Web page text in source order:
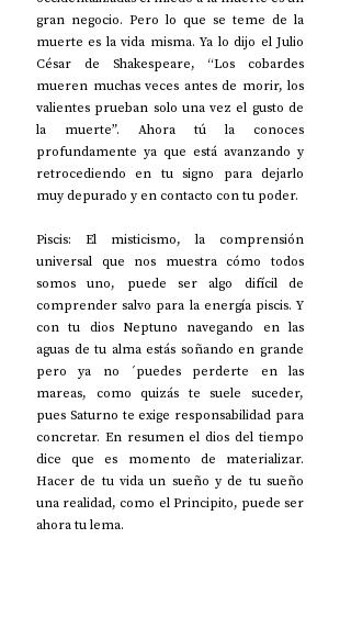
gran negocio. Pero lo que se teme de la
muerte es la vida misma. Ya lo dijo el Julio
César de Shakespeare, “Los cobardes
mueren muchas veces antes de morir, los
valientes prueban solo una vez el gusto de
la muerte”. Ahora tú la conoces
profundamente ya que está avanzando y
retrocediendo en tu signo para dejarlo
muy depurado y en contacto con tu poder.
Piscis: El misticismo, la comprensión
universal que nos muestra cómo todos
somos uno, puede ser algo difícil de
comprender salvo para la energía piscis. Y
con tu dios Neptuno navegando en las
aguas de tu alma estás soñando en grande
pero ya no ´puedes perderte en las
mareas, como quizás te suele suceder,
pues Saturno te exige responsabilidad para
concretar. En resumen el dios del tiempo
dice que es momento de materializar.
Hacer de tu vida un sueño y de tu sueño
una realidad, como el Principito, puede ser
ahora tu lema.